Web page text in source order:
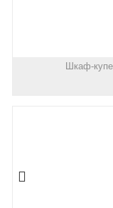
Шкаф-